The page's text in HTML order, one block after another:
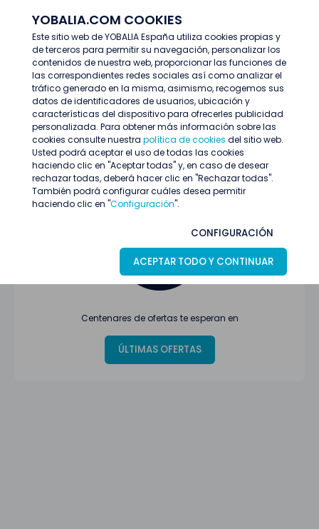
YOBALIA.COM COOKIES
Este sitio web de YOBALIA España utiliza cookies propias y
de terceros para permitir su navegación, personalizar los
contenidos de nuestra web, proporcionar las funciones de
las correspondientes redes sociales así como analizar el
tráfico generado en la misma, asimismo, recogemos sus
datos de identificadores de usuarios, ubicación y
características del dispositivo para ofrecerles publicidad
personalizada. Para obtener más información sobre las
cookies consulte nuestra política de cookies del sitio web.
Usted podrá aceptar el uso de todas las cookies
haciendo clic en "Aceptar todas" y, en caso de desear
rechazar todas, deberá hacer clic en "Rechazar todas".
También podrá configurar cuáles desea permitir
haciendo clic en "Configuración".
CONFIGURACIÓN
ACEPTAR TODO Y CONTINUAR
Últimas ofertas
Oferta no encontrada o ha finalizado su
proceso de selección
Centenares de ofertas te esperan en
ÚLTIMAS OFERTAS